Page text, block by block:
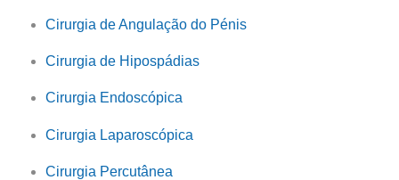
Cirurgia de Angulação do Pénis
Cirurgia de Hipospádias
Cirurgia Endoscópica
Cirurgia Laparoscópica
Cirurgia Percutânea